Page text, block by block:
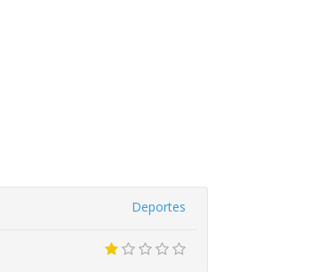
Deportes